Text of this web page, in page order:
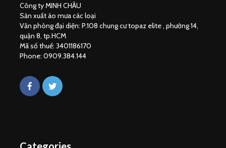
Công ty MINH CHÂU
Sản xuất áo mưa các loại
Văn phòng đại diện: P.108 chung cư topaz elite , phường 14,
quận 8, tp.HCM
Mã số thuế: 3401186170
Phone: 0909.384.144